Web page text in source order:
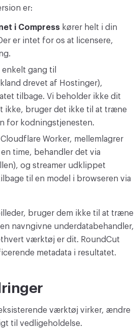
er:
i Compress kører helt i din
er intet for os at licensere,
gang til
drevet af Hostinger),
tilbage. Vi beholder ikke dit
ikke, bruger det ikke til at træne
for kodningstjenesten.
Worker, mellemlagrer
time, behandler det via
og streamer udklippet
til en model i browseren via
bruger dem ikke til at træne
navngivne underdatabehandler,
værktøj er dit. RoundCut
metadata i resultatet.
værktøj virker, ændre
til vedligeholdelse.